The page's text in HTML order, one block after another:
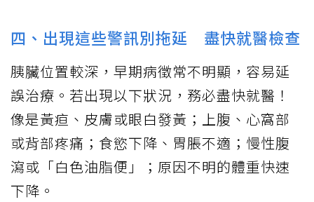
四、出現這些警訊別拖延 盡快就醫檢查
胰臟位置較深，早期病徵常不明顯，容易延
誤治療。若出現以下狀況，務必盡快就醫！
像是黃疸、皮膚或眼白發黃；上腹、心窩部
或背部疼痛；食慾下降、胃脹不適；慢性腹
瀉或「白色油脂便」；原因不明的體重快速
下降。